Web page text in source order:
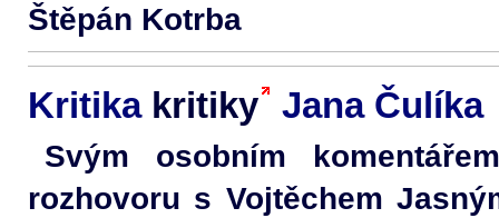
Štěpán Kotrba
Kritika kritiky Jana Čulíka
Svým osobním komentářem
rozhovoru s Vojtěchem